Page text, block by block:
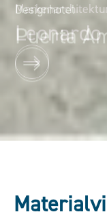
Designhotel
Puerta